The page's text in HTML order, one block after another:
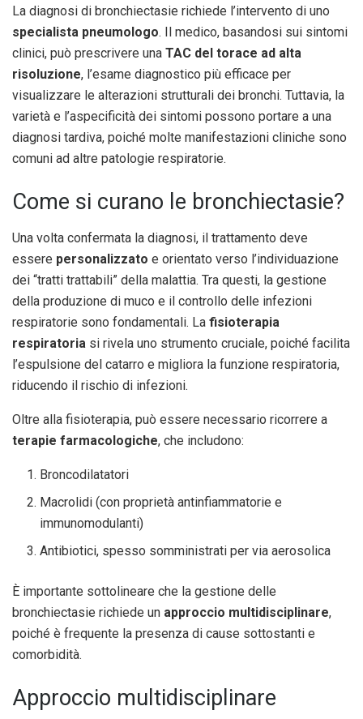
La diagnosi di bronchiectasie richiede l’intervento di uno
specialista pneumologo. Il medico, basandosi sui sintomi
clinici, può prescrivere una TAC del torace ad alta
risoluzione, l’esame diagnostico più efficace per
visualizzare le alterazioni strutturali dei bronchi. Tuttavia, la
varietà e l’aspecificità dei sintomi possono portare a una
diagnosi tardiva, poiché molte manifestazioni cliniche sono
comuni ad altre patologie respiratorie.
Come si curano le bronchiectasie?
Una volta confermata la diagnosi, il trattamento deve
essere personalizzato e orientato verso l’individuazione
dei “tratti trattabili” della malattia. Tra questi, la gestione
della produzione di muco e il controllo delle infezioni
respiratorie sono fondamentali. La fisioterapia
respiratoria si rivela uno strumento cruciale, poiché facilita
l’espulsione del catarro e migliora la funzione respiratoria,
riducendo il rischio di infezioni.
Oltre alla fisioterapia, può essere necessario ricorrere a
terapie farmacologiche, che includono:
Broncodilatatori
Macrolidi (con proprietà antinfiammatorie e
immunomodulanti)
Antibiotici, spesso somministrati per via aerosolica
È importante sottolineare che la gestione delle
bronchiectasie richiede un approccio multidisciplinare,
poiché è frequente la presenza di cause sottostanti e
comorbidità.
Approccio multidisciplinare